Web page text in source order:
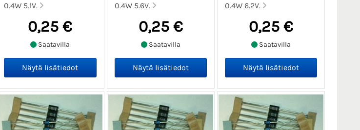
0.4W 5.1V.
0,25 €
Saatavilla
0.4W 5.6V.
0,25 €
Saatavilla
0.4W 6.2V.
0,25 €
Saatavilla